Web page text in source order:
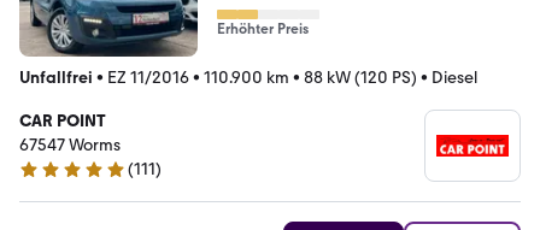
Erhöhter Preis
Unfallfrei • EZ 11/2016• 110.900 km • 88 kW (120 PS) • Diesel
CAR POINT
67547 Worms
4.8 Sterne
(111)